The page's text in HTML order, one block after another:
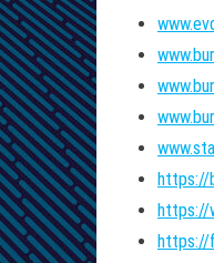
https://
https://
https://